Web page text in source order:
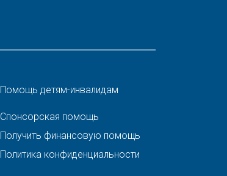
Помощь детям-инвалидам
Спонсорская помощь
Получить финансовую помощь
Политика конфиденциальности